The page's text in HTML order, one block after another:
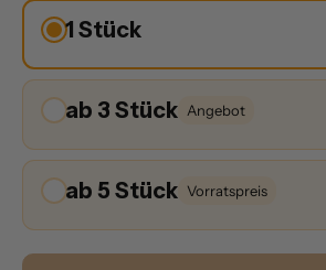
1 Stück
ab 3 Stück Angebot
ab 5 Stück Vorratspreis